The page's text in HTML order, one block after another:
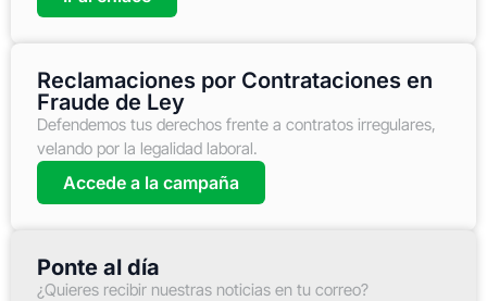
Reclamaciones por Contrataciones en
Fraude de Ley
Defendemos tus derechos frente a contratos irregulares,
velando por la legalidad laboral.
Accede a la campaña
Ponte al día
¿Quieres recibir nuestras noticias en tu correo?